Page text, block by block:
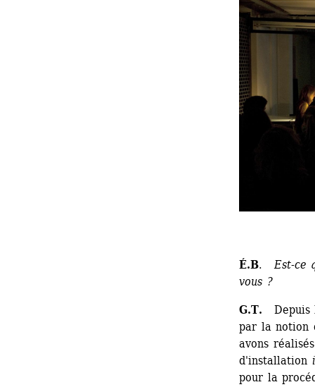
É.B. Est-ce
vous ?
G.T. Depuis
par la notion
avons
d'installation
pour la